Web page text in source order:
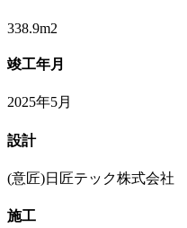
338.9m2
竣工年月
2025年5月
設計
(意匠)日匠テック株式会社
施工